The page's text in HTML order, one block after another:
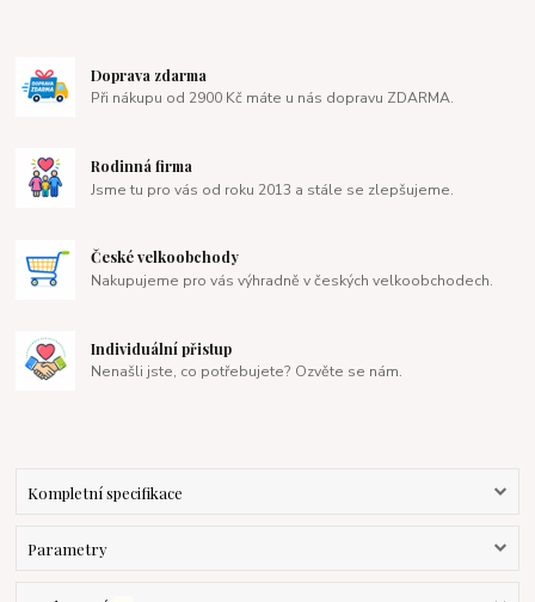
Doprava zdarma
Při nákupu od 2900 Kč máte u nás dopravu ZDARMA.
Rodinná firma
Jsme tu pro vás od roku 2013 a stále se zlepšujeme.
České velkoobchody
Nakupujeme pro vás výhradně v českých velkoobchodech.
Individuální přistup
Nenašli jste, co potřebujete? Ozvěte se nám.
Kompletní specifikace
Parametry